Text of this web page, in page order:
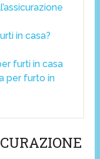
in casa?
furti in casa
per furto in